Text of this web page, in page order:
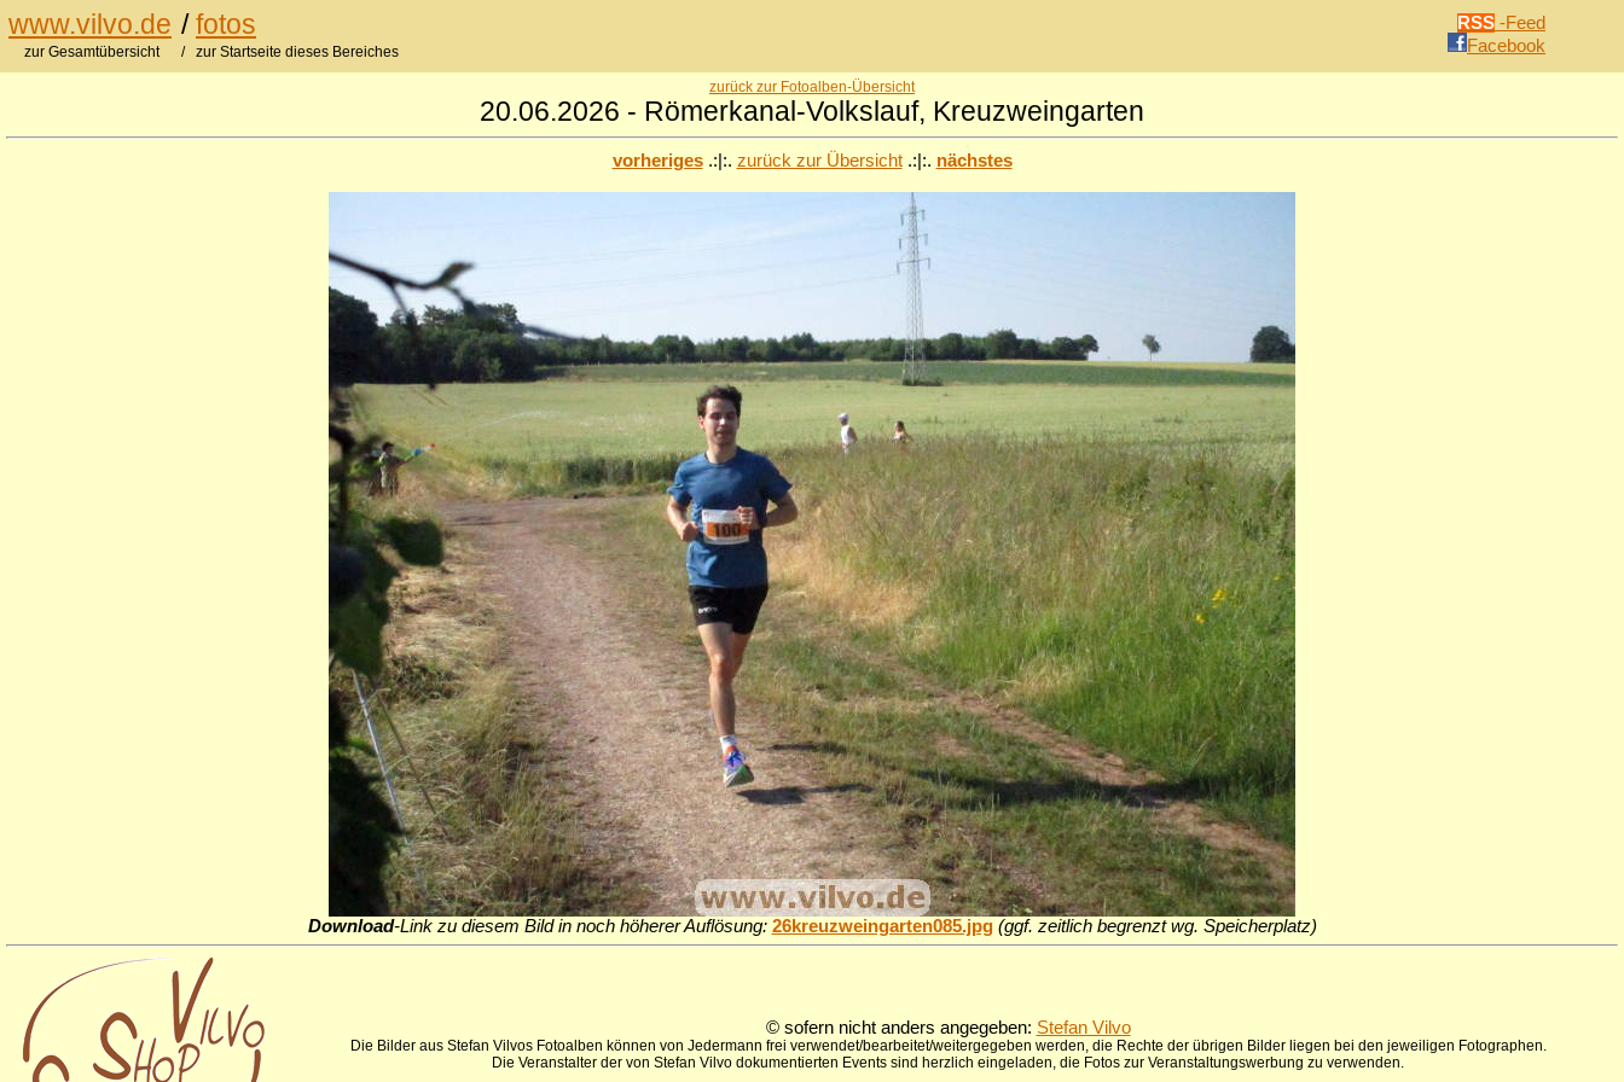
www.vilvo.de /fotos RSS -Feed
Facebook
zur Gesamtübersicht / zur Startseite dieses Bereiches
zurück zur Fotoalben-Übersicht
20.06.2026 - Römerkanal-Volkslauf, Kreuzweingarten
vorheriges.:|:. zurück zur Übersicht.:|:. nächstes
Download-Link zu diesem Bild in noch höherer Auflösung: 26kreuzweingarten085.jpg (ggf. zeitlich begrenzt wg. Speicherplatz)
© sofern nicht anders angegeben: Stefan Vilvo
Die Bilder aus Stefan Vilvos Fotoalben können von Jedermann frei verwendet/bearbeitet/weitergegeben werden, die Rechte der übrigen Bilder liegen bei den jeweiligen Fotographen.
Die Veranstalter der von Stefan Vilvo dokumentierten Events sind herzlich eingeladen, die Fotos zur Veranstaltungswerbung zu verwenden.